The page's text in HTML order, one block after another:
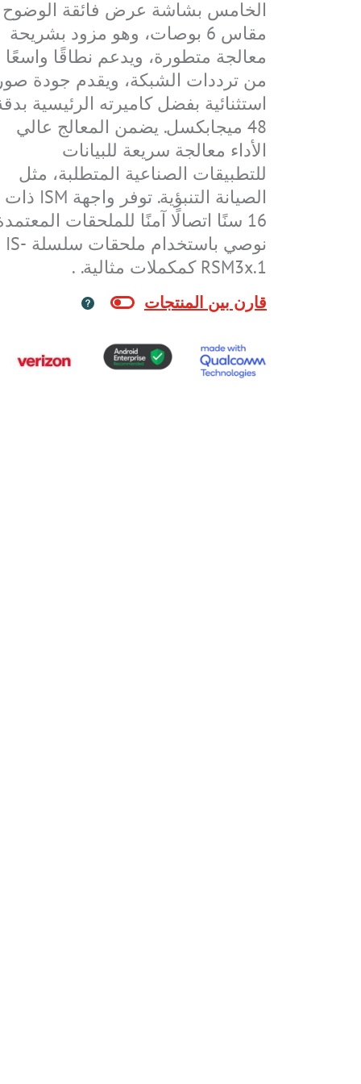
IS930.1
IS940.1
IS-SW1.1
TC1A.1
IS940.2
IS945.2 IS-RSM3A.RG
IS945.M1
أنظمة
الملحقات
الأرشيف
IS320.1
CLASSIC
IS330.RG
IS520.1
IS910.1
IS910.2
الشهادات
كود الحماية الدولية (IP)
فئة الحماية من الاشتعال
مجالات الاستخدام
التنزيلات
تحديثات الأمان
جهة الاتصال
الخامس بشاشة عرض فائقة الوضوح
مقاس 6 بوصات، وهو مزود بشريحة
معالجة متطورة، ويدعم نطاقًا واسعًا
من ترددات الشبكة، ويقدم جودة
استثنائية بفضل كاميرته الرئيسية
48 ميجابكسل. يضمن المعالج عالي
الأداء معالجة سريعة للبيانات
للتطبيقات الصناعية المتطلبة، مثل
الصيانة التنبؤية. توفر واجهة ISM ذات
16 سنًا اتصالًا آمنًا للملحقات
نوصي باستخدام ملحقات سلسلة IS-
RSM3x.1 كمكملات مثالية. .